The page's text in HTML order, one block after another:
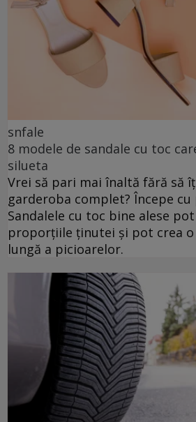
snfale
8 modele de sandale cu toc
silueta
Vrei să pari mai înaltă fără să
garderoba complet? Începe
Sandalele cu toc bine alese
proporțiile ținutei și pot crea o
lungă a picioarelor.